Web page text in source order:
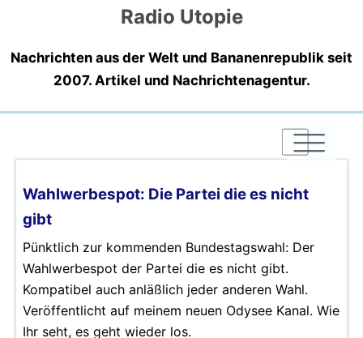
Radio Utopie
Nachrichten aus der Welt und Bananenrepublik seit
2007. Artikel und Nachrichtenagentur.
|
|
|
Wahlwerbespot: Die Partei die es nicht
gibt
Pünktlich zur kommenden Bundestagswahl: Der
Wahlwerbespot der Partei die es nicht gibt.
Kompatibel auch anläßlich jeder anderen Wahl.
Veröffentlicht auf meinem neuen Odysee Kanal. Wie
Ihr seht, es geht wieder los.